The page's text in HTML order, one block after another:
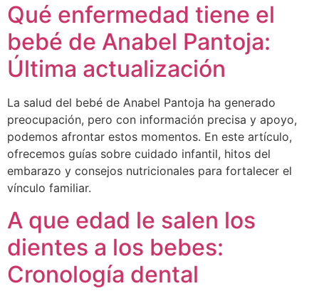
Qué enfermedad tiene el
bebé de Anabel Pantoja:
Última actualización
La salud del bebé de Anabel Pantoja ha generado
preocupación, pero con información precisa y apoyo,
podemos afrontar estos momentos. En este artículo,
ofrecemos guías sobre cuidado infantil, hitos del
embarazo y consejos nutricionales para fortalecer el
vínculo familiar.
A que edad le salen los
dientes a los bebes:
Cronología dental